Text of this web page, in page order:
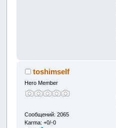
toshimself
Hero Member
Сообщений: 2065
Karma: +0/-0